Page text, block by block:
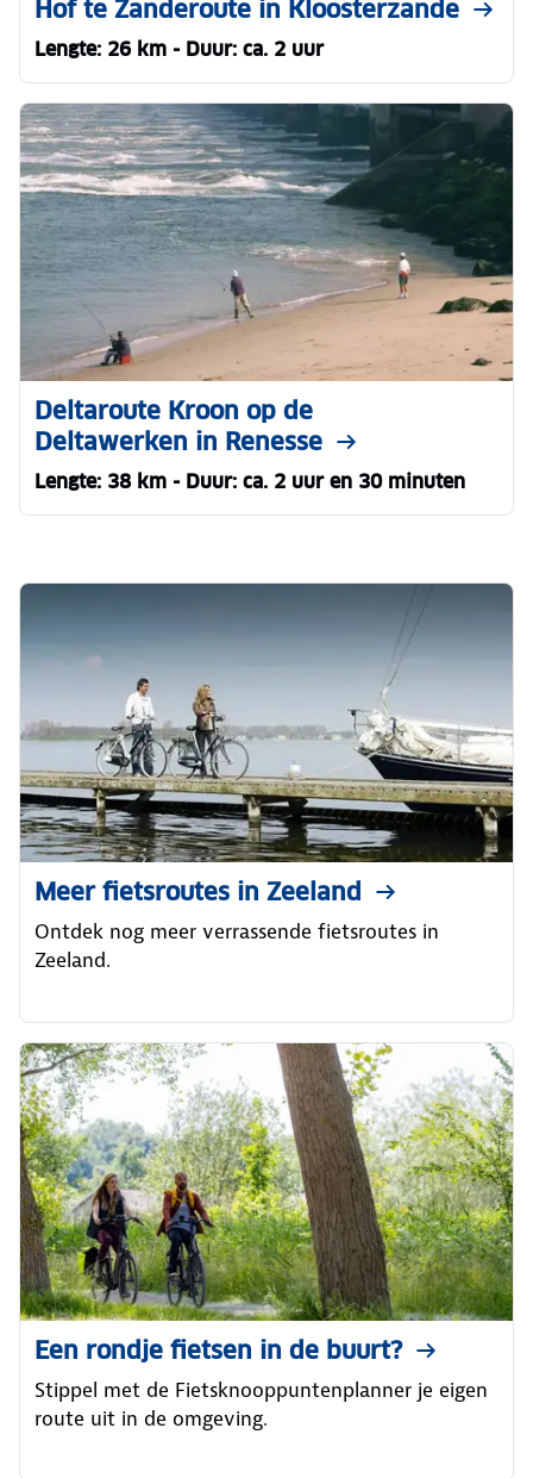
Hof te Zanderoute in Kloosterzande
Lengte: 26 km - Duur: ca. 2 uur
Deltaroute Kroon op de
Deltawerken in Renesse
Lengte: 38 km - Duur: ca. 2 uur en 30 minuten
Meer fietsroutes in Zeeland
Ontdek nog meer verrassende fietsroutes in
Zeeland.
Een rondje fietsen in de buurt?
Stippel met de Fietsknooppuntenplanner je eigen
route uit in de omgeving.